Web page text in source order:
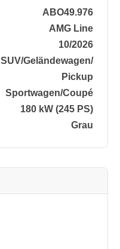
ABO49.976
AMG Line
10/2026
SUV/​Geländewagen/​
Pickup
Sportwagen/​Coupé
180 kW (245 PS)
Grau